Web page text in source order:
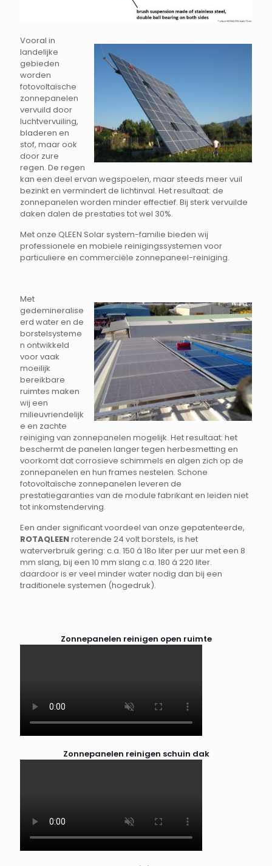
Vooral in
landelijke
gebieden
worden
fotovoltaïsche
zonnepanelen
vervuild door
luchtvervuiling,
bladeren en
stof, maar ook
door zure
regen. De regen
kan een deel ervan wegspoelen, maar steeds meer vuil
bezinkt en vermindert de lichtinval. Het resultaat: de
zonnepanelen worden minder effectief. Bij sterk vervuilde
daken dalen de prestaties tot wel 30%.
Met onze QLEEN Solar system-familie bieden wij
professionele en mobiele reinigingssystemen voor
particuliere en commerciële zonnepaneel-reiniging.
Met
gedemineralise
erd water en de
borstelsysteme
n ontwikkeld
voor vaak
moeilijk
bereikbare
ruimtes maken
wij een
milieuvriendelijk
e en zachte
reiniging van zonnepanelen mogelijk. Het resultaat: het
beschermt de panelen langer tegen herbesmetting en
voorkomt dat corrosieve schimmels en algen zich op de
zonnepanelen en hun frames nestelen. Schone
fotovoltaïsche zonnepanelen leveren de
prestatiegaranties van de module fabrikant en leiden niet
tot inkomstenderving.
Een ander significant voordeel van onze gepatenteerde,
ROTAQLEENroterende 24 volt borstels, is het
waterverbruik gering: c.a. 150 á 18o liter per uur met een 8
mm slang, bij een 10 mm slang c.a. 180 á 220 liter.
daardoor is er veel minder water nodig dan bij een
traditionele systemen (hogedruk).
Zonnepanelen reinigen open ruimte
Zonnepanelen reinigen schuin dak